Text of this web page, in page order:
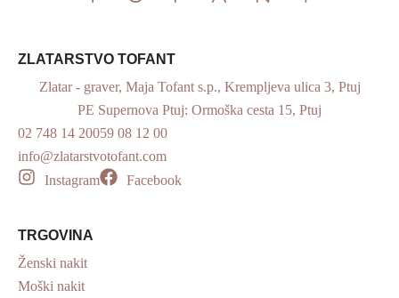
ZLATARSTVO TOFANT
Zlatar - graver, Maja Tofant s.p., Krempljeva ulica 3, Ptuj
PE Supernova Ptuj: Ormoška cesta 15, Ptuj
02 748 14 20059 08 12 00
info@zlatarstvotofant.com
Instagram
Facebook
TRGOVINA
Ženski nakit
Moški nakit